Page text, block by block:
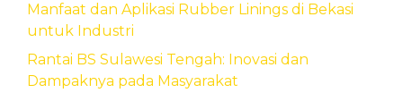
Manfaat dan Aplikasi Rubber Linings di Bekasi
untuk Industri
Rantai BS Sulawesi Tengah: Inovasi dan
Dampaknya pada Masyarakat